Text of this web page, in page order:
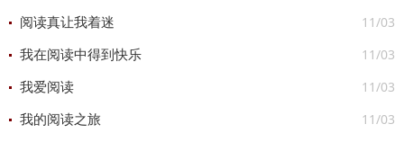
11/03
阅读真让我着迷
11/03
我在阅读中得到快乐
11/03
我爱阅读
11/03
我的阅读之旅